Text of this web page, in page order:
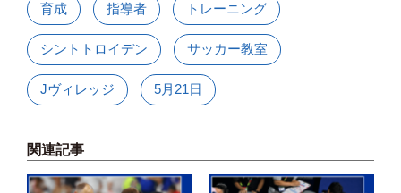
育成 指導者 トレーニング
シントトロイデン サッカー教室
Jヴィレッジ 5月21日
関連記事